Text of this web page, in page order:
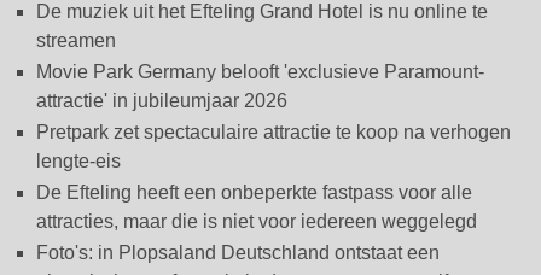
De muziek uit het Efteling Grand Hotel is nu online te
streamen
Movie Park Germany belooft 'exclusieve Paramount-
attractie' in jubileumjaar 2026
Pretpark zet spectaculaire attractie te koop na verhogen
lengte-eis
De Efteling heeft een onbeperkte fastpass voor alle
attracties, maar die is niet voor iedereen weggelegd
Foto's: in Plopsaland Deutschland ontstaat een